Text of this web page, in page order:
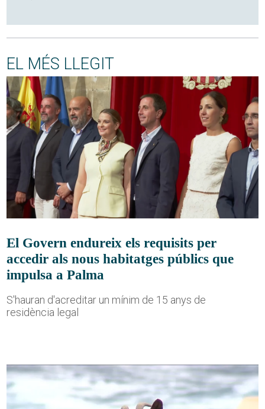
EL MÉS LLEGIT
El Govern endureix els requisits per
accedir als nous habitatges públics que
impulsa a Palma
S'hauran d'acreditar un mínim de 15 anys de
residència legal